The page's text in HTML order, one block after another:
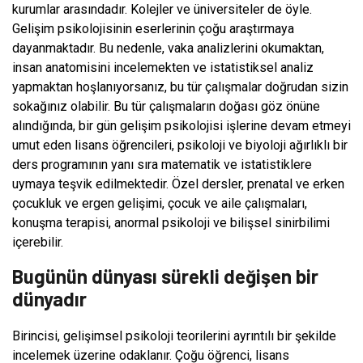
kurumlar arasındadır. Kolejler ve üniversiteler de öyle.
Gelişim psikolojisinin eserlerinin çoğu araştırmaya
dayanmaktadır. Bu nedenle, vaka analizlerini okumaktan,
insan anatomisini incelemekten ve istatistiksel analiz
yapmaktan hoşlanıyorsanız, bu tür çalışmalar doğrudan sizin
sokağınız olabilir. Bu tür çalışmaların doğası göz önüne
alındığında, bir gün gelişim psikolojisi işlerine devam etmeyi
umut eden lisans öğrencileri, psikoloji ve biyoloji ağırlıklı bir
ders programının yanı sıra matematik ve istatistiklere
uymaya teşvik edilmektedir. Özel dersler, prenatal ve erken
çocukluk ve ergen gelişimi, çocuk ve aile çalışmaları,
konuşma terapisi, anormal psikoloji ve bilişsel sinirbilimi
içerebilir.
Bugünün dünyası sürekli değişen bir
dünyadır
Birincisi, gelişimsel psikoloji teorilerini ayrıntılı bir şekilde
incelemek üzerine odaklanır. Çoğu öğrenci, lisans